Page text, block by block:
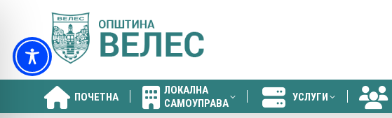
ПОЧЕТНА
ЛОКАЛНА
САМОУПРАВА
УСЛУГИ
ПОЧЕТНА